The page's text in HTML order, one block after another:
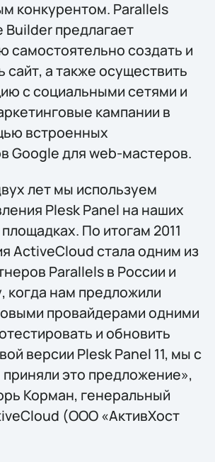
конкурентом. Parallels
предлагает
самостоятельно создать и
сайт, а также осуществить
с социальными сетями и
кампании в
встроенных
Google для web-мастеров.
лет мы используем
Plesk Panel на наших
По итогам 2011
ActiveCloud стала одним из
Parallels в России и
когда нам предложили
провайдерами одними
и обновить
версии Plesk Panel 11, мы с
это предложение»,
Корман, генеральный
(ООО «АктивХост